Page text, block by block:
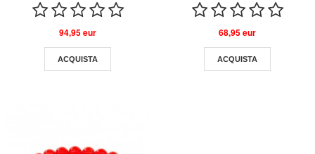
94,95 eur
ACQUISTA
68,95 eur
ACQUISTA